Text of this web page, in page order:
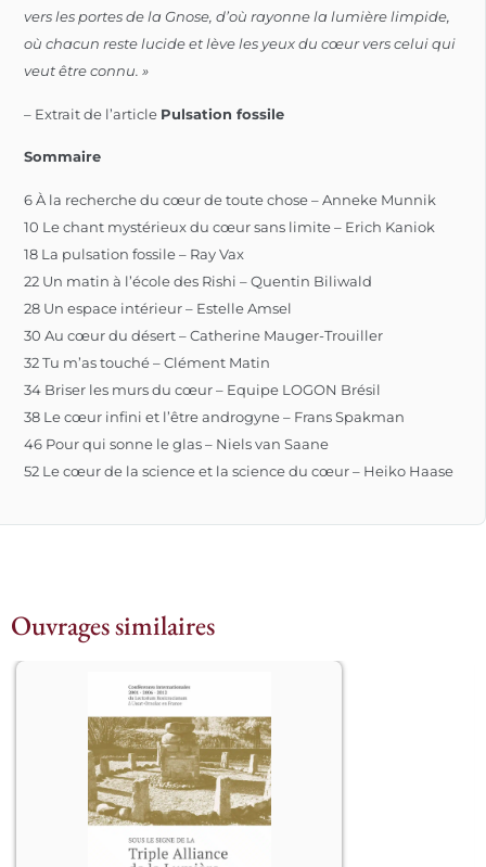
vers les portes de la Gnose, d’où rayonne la lumière limpide,
où chacun reste lucide et lève les yeux du cœur vers celui qui
veut être connu. »
– Extrait de l’article Pulsation fossile
Sommaire
6 À la recherche du cœur de toute chose – Anneke Munnik
10 Le chant mystérieux du cœur sans limite – Erich Kaniok
18 La pulsation fossile – Ray Vax
22 Un matin à l’école des Rishi – Quentin Biliwald
28 Un espace intérieur – Estelle Amsel
30 Au cœur du désert – Catherine Mauger-Trouiller
32 Tu m’as touché – Clément Matin
34 Briser les murs du cœur – Equipe LOGON Brésil
38 Le cœur infini et l’être androgyne – Frans Spakman
46 Pour qui sonne le glas – Niels van Saane
52 Le cœur de la science et la science du cœur – Heiko Haase
Ouvrages similaires
Périodiquement, au cours de l’histoire
humaine, des témoins d’une Lumière
dont la source n’est pas terrestre
apparaissent dans notre domaine de
vie. Ils ne sont ni la Lumière ni sa
source mais ils témoignent du champ
de vie spirituel d’où procède l’essence